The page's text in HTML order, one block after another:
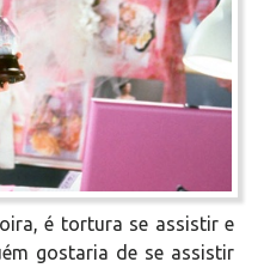
é tortura se assistir e
gostaria de se assistir